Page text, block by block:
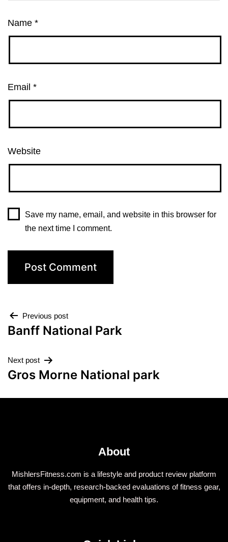
Name *
Email *
Website
Save my name, email, and website in this browser for
the next time I comment.
Previous post
Banff National Park
Next post
Gros Morne National park
About
MishlersFitness.com is a lifestyle and product review platform
that offers in-depth, research-backed evaluations of fitness gear,
equipment, and health tips.